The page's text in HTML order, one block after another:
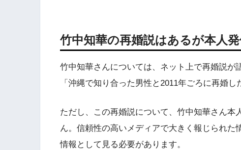
竹中知華の再婚説はあるが本人
竹中知華さんについては、ネット上で再婚説が
「沖縄で知り合った男性と2011年ごろに再婚し
ただし、この再婚説について、竹中知華さん
ん。信頼性の高いメディアで大きく報じられ
情報として見る必要があります。